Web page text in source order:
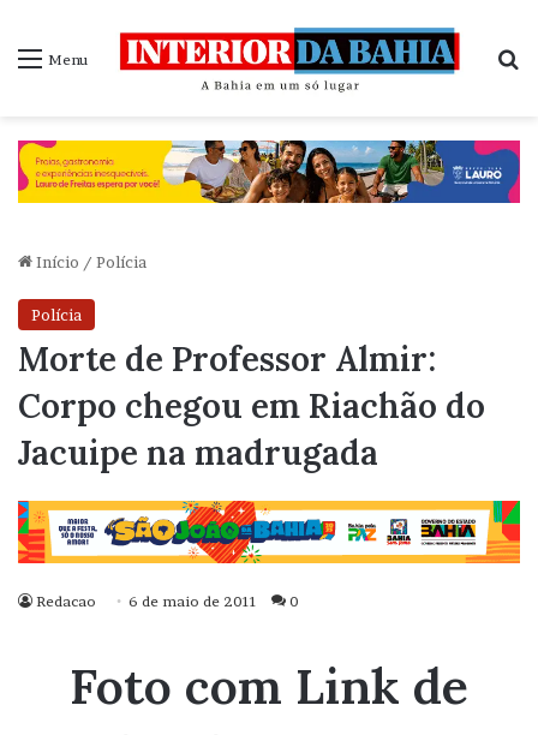
Menu
Início / Polícia
Polícia
Morte de Professor Almir:
Corpo chegou em Riachão do
Jacuipe na madrugada
Redacao 6 de maio de 2011 0
Foto com Link de